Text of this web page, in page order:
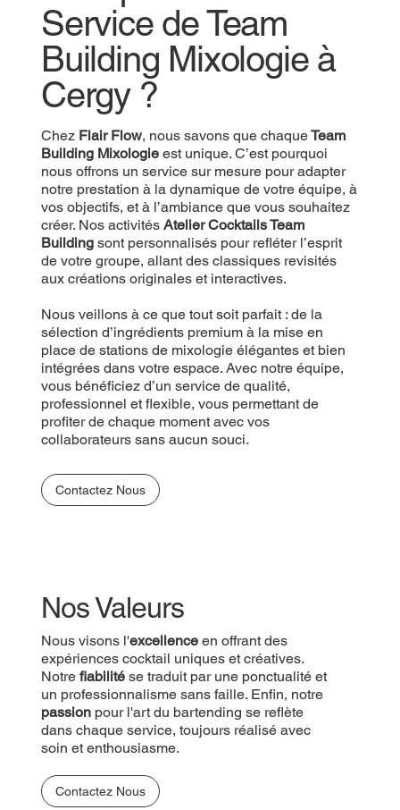
Service de Team
Building Mixologie à
Cergy ?
Chez Flair Flow, nous savons que chaqueTeam
Building Mixologieest unique. C’est pourquoi
nous offrons un service sur mesure pour adapter
notre prestation à la dynamique de votre équipe, à
vos objectifs, et à l’ambiance que vous souhaitez
créer. Nos activités Atelier Cocktails Team
Buildingsont personnalisés pour refléter l’esprit
de votre groupe, allant des classiques revisités
aux créations originales et interactives.
Nous veillons à ce que tout soit parfait : de la
sélection d’ingrédients premium à la mise en
place de stations de mixologie élégantes et bien
intégrées dans votre espace. Avec notre équipe,
vous bénéficiez d’un service de qualité,
professionnel et flexible, vous permettant de
profiter de chaque moment avec vos
collaborateurs sans aucun souci.
Contactez Nous
Nos Valeurs
Nous visons l'excellenceen offrant des
expériences cocktail uniques et créatives.
Notre fiabilité se traduit par une ponctualité et
un professionnalisme sans faille. Enfin, notre
passionpour l'art du bartending se reflète
dans chaque service, toujours réalisé avec
soin et enthousiasme.
Contactez Nous